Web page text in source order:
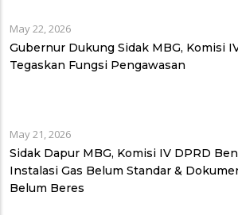
May 22, 2026
Gubernur Dukung Sidak MBG, Komisi
Tegaskan Fungsi Pengawasan
May 21, 2026
Sidak Dapur MBG, Komisi IV DPRD
Instalasi Gas Belum Standar &
Belum Beres